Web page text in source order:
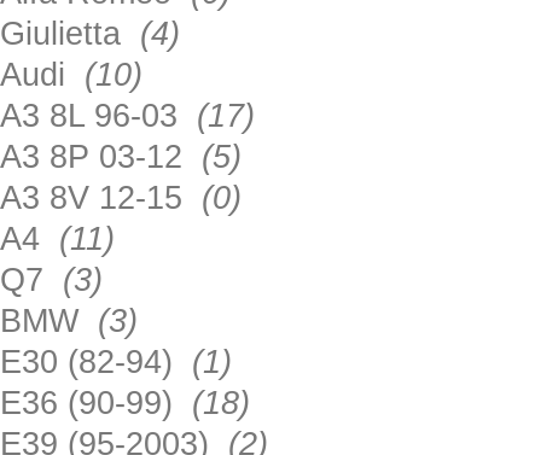
Giulietta (4)
Audi (10)
A3 8L 96-03 (17)
A3 8P 03-12 (5)
A3 8V 12-15 (0)
A4 (11)
Q7 (3)
BMW (3)
E30 (82-94) (1)
E36 (90-99) (18)
E39 (95-2003) (2)